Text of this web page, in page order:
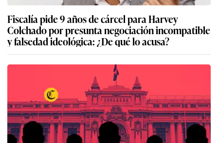
Fiscalía pide 9 años de cárcel para Harvey
Colchado por presunta negociación incompatible
y falsedad ideológica: ¿De qué lo acusa?